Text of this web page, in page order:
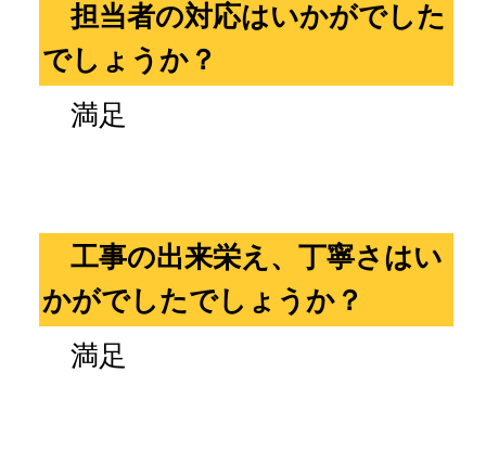
担当者の対応はいかがでした
でしょうか？
満足
工事の出来栄え、丁寧さはい
かがでしたでしょうか？
満足